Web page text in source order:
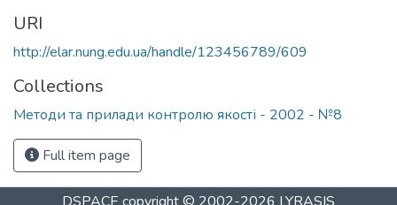
URI
http://elar.nung.edu.ua/handle/123456789/609
Collections
Методи та прилади контролю якості - 2002 - №8
Full item page